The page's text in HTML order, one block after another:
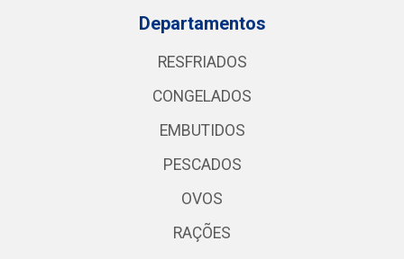
Departamentos
RESFRIADOS
CONGELADOS
EMBUTIDOS
PESCADOS
OVOS
RAÇÕES